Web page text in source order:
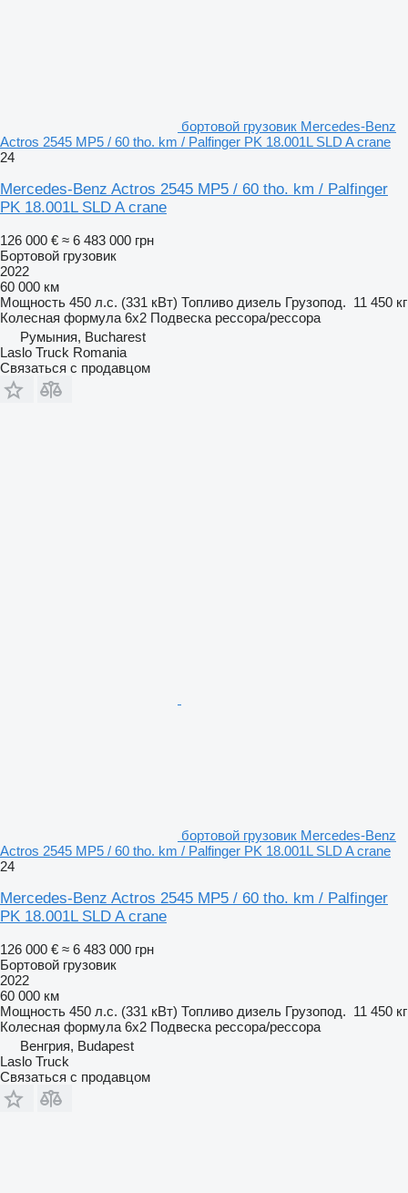
бортовой грузовик Mercedes-Benz
Actros 2545 MP5 / 60 tho. km / Palfinger PK 18.001L SLD A crane
24
Mercedes-Benz Actros 2545 MP5 / 60 tho. km / Palfinger
PK 18.001L SLD A crane
126 000 € ≈ 6 483 000 грн
Бортовой грузовик
2022
60 000 км
Мощность 450 л.с. (331 кВт) Топливо дизель Грузопод. 11 450 кг
Колесная формула 6x2 Подвеска рессора/рессора
Румыния, Bucharest
Laslo Truck Romania
Связаться с продавцом
бортовой грузовик Mercedes-Benz
Actros 2545 MP5 / 60 tho. km / Palfinger PK 18.001L SLD A crane
24
Mercedes-Benz Actros 2545 MP5 / 60 tho. km / Palfinger
PK 18.001L SLD A crane
126 000 € ≈ 6 483 000 грн
Бортовой грузовик
2022
60 000 км
Мощность 450 л.с. (331 кВт) Топливо дизель Грузопод. 11 450 кг
Колесная формула 6x2 Подвеска рессора/рессора
Венгрия, Budapest
Laslo Truck
Связаться с продавцом